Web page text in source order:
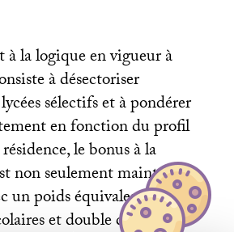
la logique en vigueur à
à désectoriser
sélectifs et à pondérer
en fonction du profil
le bonus à la
non seulement maintenu à
un poids équivalent à celui
et double de celui du